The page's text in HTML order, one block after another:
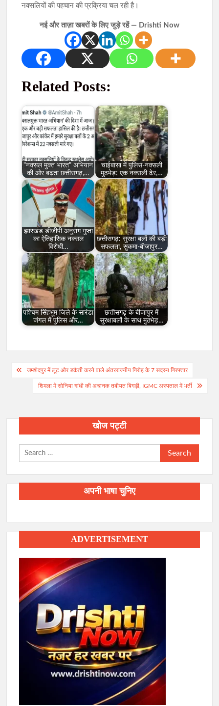
नक्सलियों की पहचान की प्रक्रिया चल रही है।
नई और ताज़ा खबरों के लिए जुड़े रहें — Drishti Now
Related Posts:
"नक्सल मुक्त भारत" अभियान
की ओर बढ़ता छत्तीसगढ़,…
चाईबासा में पुलिस-नक्सली
मुठभेड़: एक नक्सली ढेर,…
झारखंड डीजीपी अनुराग गुप्ता
का ऐतिहासिक नक्सल
विरोधी…
छत्तीसगढ़: सुरक्षा बलों की बड़ी
सफलता, सुकमा-बीजापुर…
पश्चिम सिंहभूम जिले के सारंडा
जंगल में पुलिस और…
छत्तीसगढ़ के बीजापुर में
सुरक्षाबलों के साथ मुठभेड़…
Post
navigation
जमशेदपुर में लूट और डकैती करने वाले अंतरराज्यीय गिरोह के 7 सदस्य गिरफ्तार
शिमला में सोनिया गांधी की अचानक तबीयत बिगड़ी, IGMC अस्पताल में भर्ती
खोज पट्टी
Search
for:
अपनी भाषा चुनिए
ADVERTISEMENT